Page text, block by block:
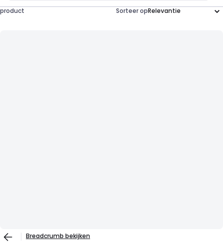
product Sorteer op
Breadcrumb bekijken